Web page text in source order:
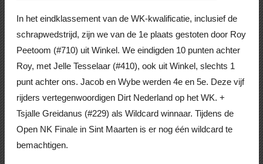
In het eindklassement van de WK-kwalificatie, inclusief de
schrapwedstrijd, zijn we van de 1e plaats gestoten door Roy
Peetoom (#710) uit Winkel. We eindigden 10 punten achter
Roy, met Jelle Tesselaar (#410), ook uit Winkel, slechts 1
punt achter ons. Jacob en Wybe werden 4e en 5e. Deze vijf
rijders vertegenwoordigen Dirt Nederland op het WK. +
Tsjalle Greidanus (#229) als Wildcard winnaar. Tijdens de
Open NK Finale in Sint Maarten is er nog één wildcard te
bemachtigen.